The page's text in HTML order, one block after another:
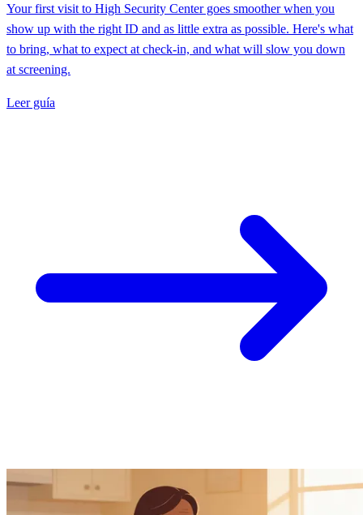
Your first visit to High Security Center goes smoother when you
show up with the right ID and as little extra as possible. Here's what
to bring, what to expect at check-in, and what will slow you down
at screening.
Leer guía